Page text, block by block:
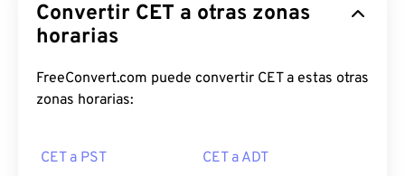
Convertir CET a otras zonas
horarias
FreeConvert.com puede convertir CET a estas otras
zonas horarias:
CET a PST CET a ADT